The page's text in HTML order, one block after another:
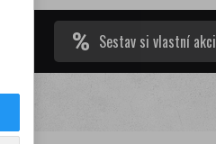
Sestav si vlastní akci